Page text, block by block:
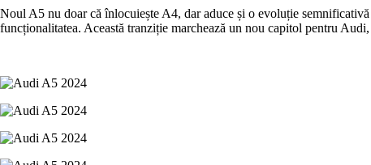
Noul A5 nu doar că înlocuiește A4, dar aduce și o evoluție
funcționalitatea. Această tranziție marchează un nou capitol pentru